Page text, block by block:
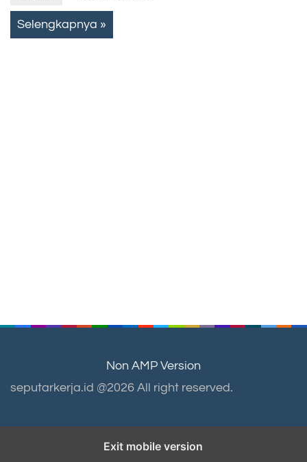
Selengkapnya »
Non AMP Version
seputarkerja.id @2026 All right reserved.
Exit mobile version